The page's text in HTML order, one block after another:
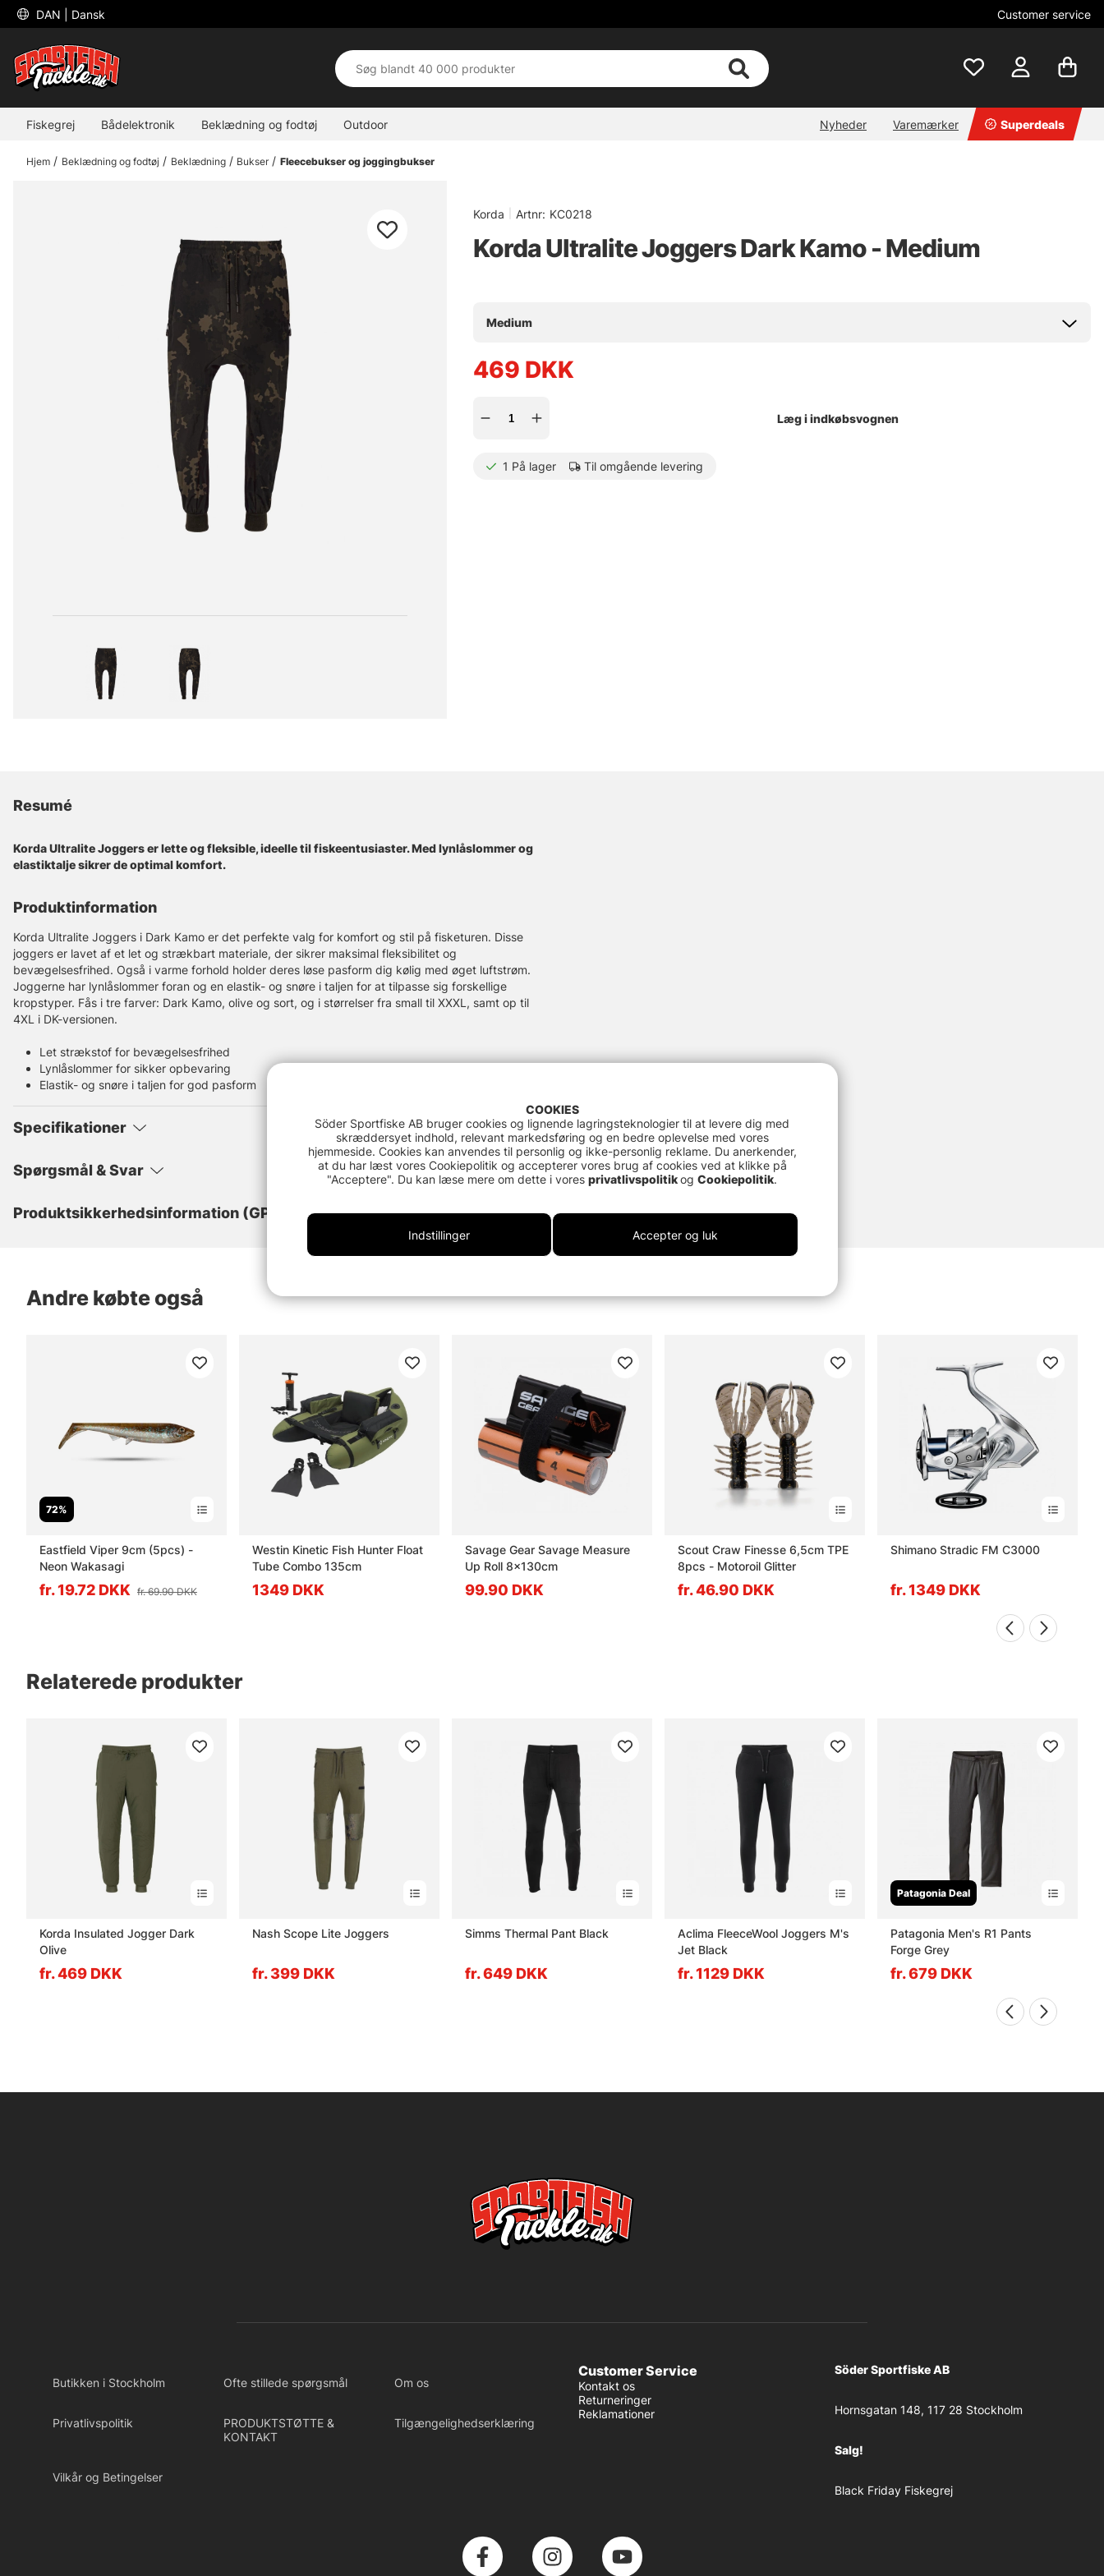
DAN | Dansk Customer service
Fiskegrej Bådelektronik Beklædning og fodtøj Outdoor Nyheder Varemærker Superdeals
Hjem Beklædning og fodtøj Beklædning Bukser Fleecebukser og joggingbukser
Korda Artnr: KC0218
Korda Ultralite Joggers Dark Kamo - Medium
Medium
469 DKK
Læg i indkøbsvognen
1 På lager Til omgående levering
Resumé
Korda Ultralite Joggers er lette og fleksible, ideelle til fiskeentusiaster. Med lynlåslommer og
elastiktalje sikrer de optimal komfort.
Produktinformation
Korda Ultralite Joggers i Dark Kamo er det perfekte valg for komfort og stil på fisketuren. Disse
joggers er lavet af et let og strækbart materiale, der sikrer maksimal fleksibilitet og
bevægelsesfrihed. Også i varme forhold holder deres løse pasform dig kølig med øget luftstrøm.
Joggerne har lynlåslommer foran og en elastik- og snøre i taljen for at tilpasse sig forskellige
kropstyper. Fås i tre farver: Dark Kamo, olive og sort, og i størrelser fra small til XXXL, samt op til
4XL i DK-versionen.
Let strækstof for bevægelsesfrihed
Lynlåslommer for sikker opbevaring
Elastik- og snøre i taljen for god pasform
Specifikationer
Spørgsmål & Svar
Produktsikkerhedsinformation (GPSR)
Andre købte også
72%
Eastfield Viper 9cm (5pcs) -
Neon Wakasagi
fr. 19.72 DKK fr. 69.90 DKK
Westin Kinetic Fish Hunter Float
Tube Combo 135cm
1349 DKK
Savage Gear Savage Measure
Up Roll 8x130cm
99.90 DKK
Scout Craw Finesse 6,5cm TPE
8pcs - Motoroil Glitter
fr. 46.90 DKK
Shimano Stradic FM C3000
fr. 1349 DKK
Relaterede produkter
Korda Insulated Jogger Dark
Olive
fr. 469 DKK
Nash Scope Lite Joggers
fr. 399 DKK
Simms Thermal Pant Black
fr. 649 DKK
Aclima FleeceWool Joggers M's
Jet Black
fr. 1129 DKK
Patagonia Deal
Patagonia Men's R1 Pants
Forge Grey
fr. 679 DKK
Butikken i Stockholm Ofte stillede spørgsmål Om os
Privatlivspolitik
PRODUKTSTØTTE &
KONTAKT
Tilgængelighedserklæring
Vilkår og Betingelser
Customer Service
Kontakt os
Returneringer
Reklamationer
Söder Sportfiske AB
Hornsgatan 148, 117 28 Stockholm
Salg!
Black Friday Fiskegrej
COOKIES
Söder Sportfiske AB bruger cookies og lignende lagringsteknologier til at levere dig med
skræddersyet indhold, relevant markedsføring og en bedre oplevelse med vores
hjemmeside. Cookies kan anvendes til personlig og ikke-personlig reklame. Du anerkender,
at du har læst vores Cookiepolitik og accepterer vores brug af cookies ved at klikke på
"Acceptere". Du kan læse mere om dette i vores privatlivspolitikog Cookiepolitik.
Indstillinger Accepter og luk